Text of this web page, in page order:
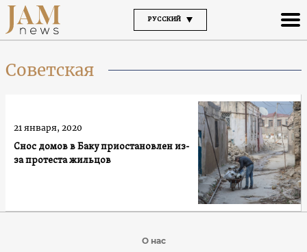
РУССКИЙ
Советская
Снос домов в Баку приостановлен из-
за протеста жильцов
21 января, 2020
О нас